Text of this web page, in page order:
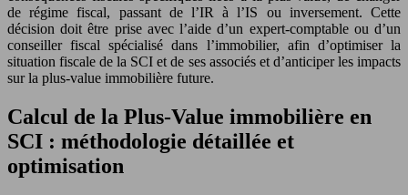
de régime fiscal, passant de l’IR à l’IS ou inversement. Cette
décision doit être prise avec l’aide d’un expert-comptable ou d’un
conseiller fiscal spécialisé dans l’immobilier, afin d’optimiser la
situation fiscale de la SCI et de ses associés et d’anticiper les impacts
sur la plus-value immobilière future.
Calcul de la Plus-Value immobilière en
SCI : méthodologie détaillée et
optimisation